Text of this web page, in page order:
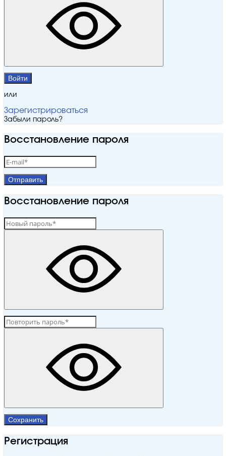
Войти
или
Зарегистрироваться
Забыли пароль?
Восстановление пароля
Отправить
Восстановление пароля
Сохранить
Регистрация